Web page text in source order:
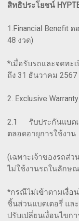
สิทธิประโยชน์
1.Financial Benefit
48 งวด)
*เมื่อรับรถและจดทะ
ถึง 31 ธันวาคม
2. Exclusive
2.1 รับประกันแบตเ
ตลอดอายุการใช้งาน
(เฉพาะเจ้าของรถส่
ไม่ใช้งานรถในลักษ
*กรณีไม่เข้าตามเงื่อ
ชิ้นส่วนแบตเตอรี่ แล
ปรับเปลี่ยนเงื่อนไขก